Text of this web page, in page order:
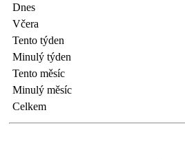
Dnes
Včera
Tento týden
Minulý týden
Tento měsíc
Minulý měsíc
Celkem